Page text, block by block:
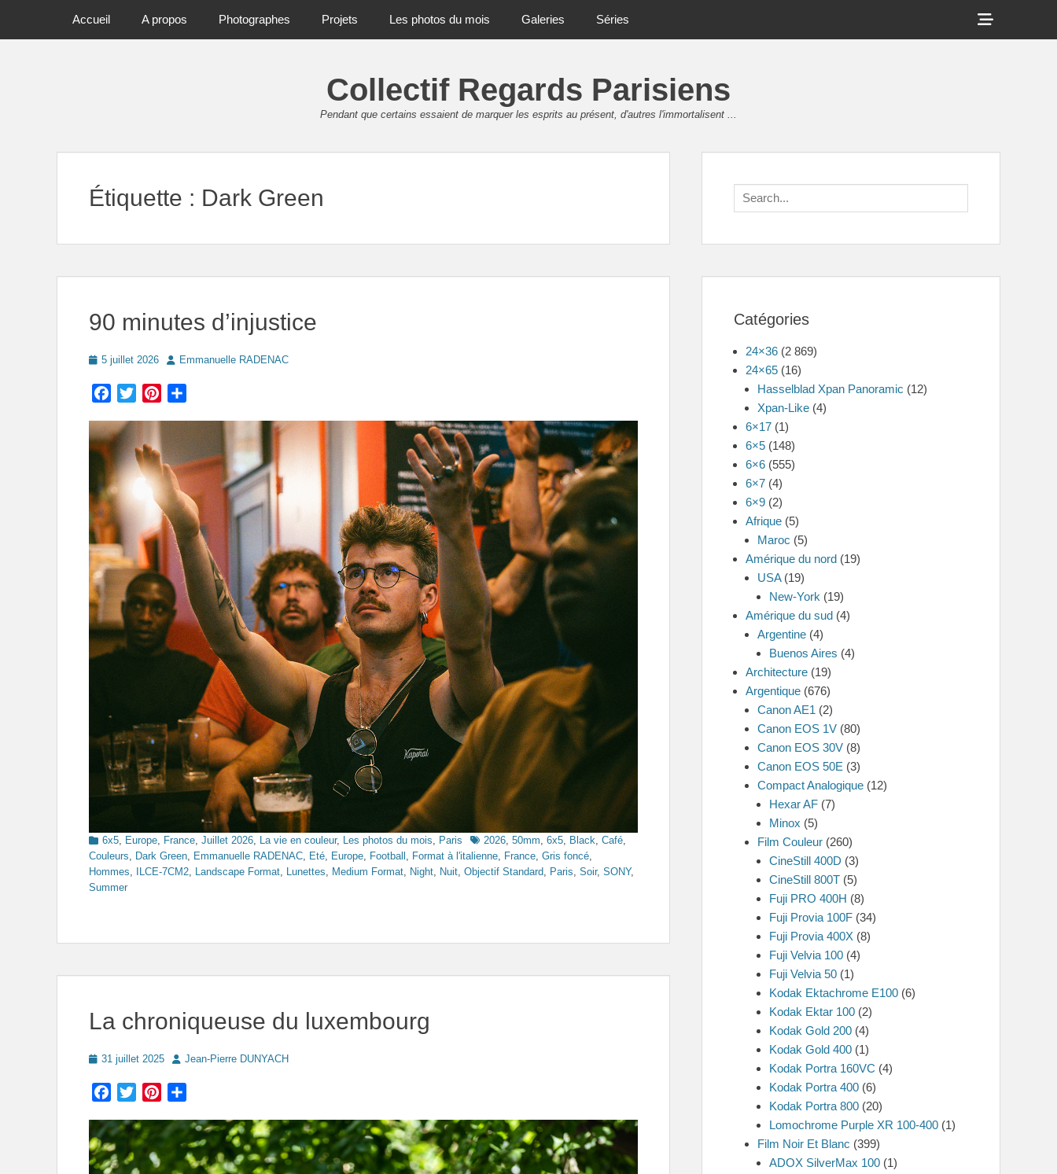
Primary Menu
Accueil A propos Photographes Projets Les photos du mois Galeries Séries
Show
Header
Collectif Regards Parisiens
Pendant que certains essaient de marquer les esprits au présent, d'autres l'immortalisent ...
Étiquette : Dark Green
90 minutes d’injustice
Posted
5 juillet 2026 AuthorEmmanuelle RADENAC
Facebook
TwitterPinterest
Categories
6x5 Europe France Juillet 2026 La vie en couleur, Les photos du mois Paris Tags2026 50mm 6x5 Black Café
Couleurs
Dark Green Emmanuelle RADENAC Eté Europe Football Format à l'italienne France Gris foncé
Hommes
ILCE-7CM2 Landscape Format Lunettes Medium Format Night Nuit Objectif Standard Paris Soir, SONY,
Summer
La chroniqueuse du luxembourg
Posted
31 juillet 2025 Author
Jean-Pierre DUNYACH
Facebook
TwitterPinterest
Search
for:
Catégories
24×36 (2 869)
24×65 (16)
Hasselblad Xpan Panoramic (12)
Xpan-Like (4)
6×17 (1)
6×5 (148)
6×6 (555)
6×7 (4)
6×9 (2)
Afrique (5)
Maroc (5)
Amérique du nord (19)
USA(19)
New-York (19)
Amérique du sud (4)
Argentine (4)
Buenos Aires (4)
Architecture (19)
Argentique (676)
Canon AE1 (2)
Canon EOS 1V (80)
Canon EOS 30V (8)
Canon EOS 50E (3)
Compact Analogique (12)
Hexar AF (7)
Minox (5)
Film Couleur (260)
CineStill 400D (3)
CineStill 800T (5)
Fuji PRO 400H (8)
Fuji Provia 100F (34)
Fuji Provia 400X (8)
Fuji Velvia 100 (4)
Fuji Velvia 50 (1)
Kodak Ektachrome E100 (6)
Kodak Ektar 100 (2)
Kodak Gold 200 (4)
Kodak Gold 400 (1)
Kodak Portra 160VC (4)
Kodak Portra 400 (6)
Kodak Portra 800 (20)
Lomochrome Purple XR 100-400 (1)
Film Noir Et Blanc (399)
ADOX SilverMax 100 (1)